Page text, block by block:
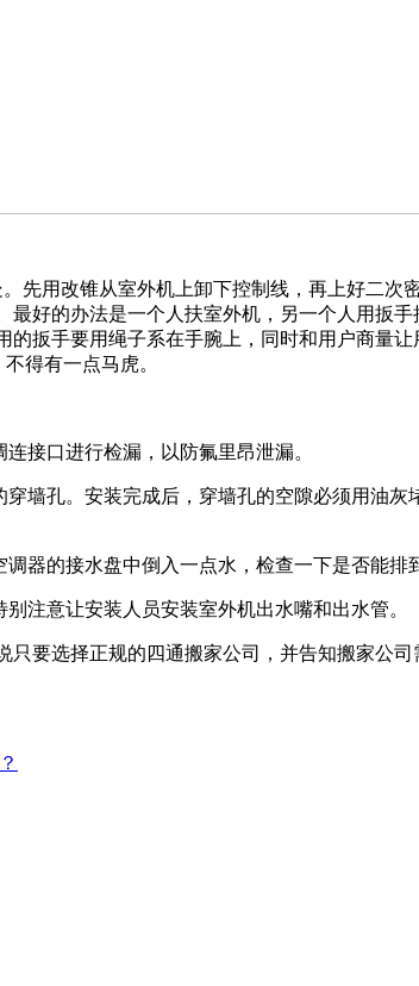
用改锥从室外机上卸下控制线，再上好二次
好的办法是一个人扶室外机，另一个人用扳
扳手要用绳子系在手腕上，同时和用户商量
得有一点马虎。
接口进行检漏，以防氟里昂泄漏。
孔。安装完成后，穿墙孔的空隙必须用油灰
的接水盘中倒入一点水，检查一下是否能排
意让安装人员安装室外机出水嘴和出水管。
选择正规的四通搬家公司，并告知搬家公